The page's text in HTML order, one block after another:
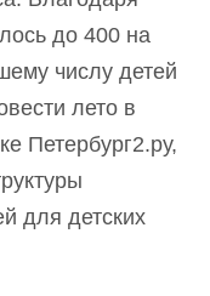
до 400 на
числу детей
лето в
Петербург2.ру,
для детских